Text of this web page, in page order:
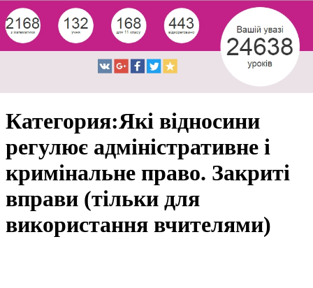
Категория:Які відносини
регулює адміністративне і
кримінальне право. Закриті
вправи (тільки для
використання вчителями)